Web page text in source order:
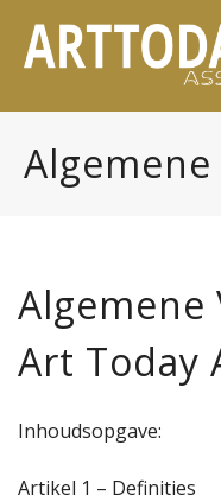
Algemene
Art Today
Inhoudsopgave:
Artikel 1 – Definities